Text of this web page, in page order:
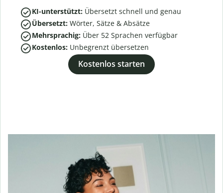
KI-unterstützt: Übersetzt schnell und genau
Übersetzt: Wörter, Sätze & Absätze
Mehrsprachig: Über 52 Sprachen verfügbar
Kostenlos: Unbegrenzt übersetzen
Kostenlos starten